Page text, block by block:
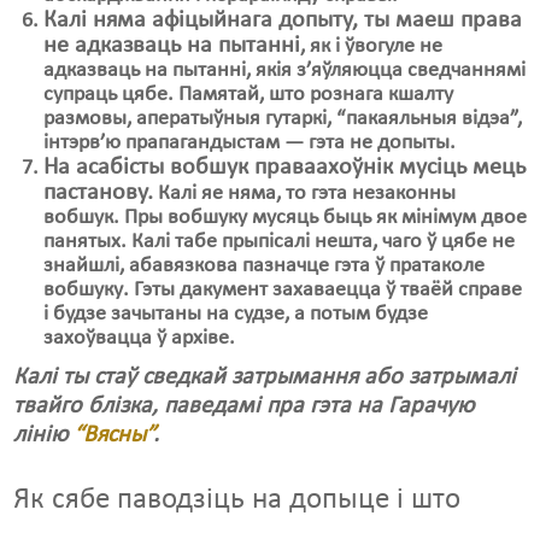
Калі няма афіцыйнага допыту, ты маеш права
не адказваць на пытанні, як і ўвогуле не
адказваць на пытанні, якія з’яўляюцца сведчаннямі
супраць цябе. Памятай, што рознага кшалту
размовы, аператыўныя гутаркі, “пакаяльныя відэа”,
інтэрв’ю прапагандыстам — гэта не допыты.
На асабісты вобшук праваахоўнік мусіць мець
пастанову. Калі яе няма, то гэта незаконны
вобшук. Пры вобшуку мусяць быць як мінімум двое
панятых. Калі табе прыпісалі нешта, чаго ў цябе не
знайшлі, абавязкова пазначце гэта ў пратаколе
вобшуку. Гэты дакумент захаваецца ў тваёй справе
і будзе зачытаны на судзе, а потым будзе
захоўвацца ў архіве.
Калі ты стаў сведкай затрымання або затрымалі
твайго блізка, паведамі пра гэта на Гарачую
лінію “Вясны”.
Як сябе паводзіць на допыце і што